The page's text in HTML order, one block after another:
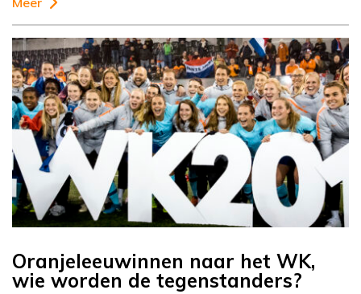
Oranjeleeuwinnen naar het WK,
wie worden de tegenstanders?